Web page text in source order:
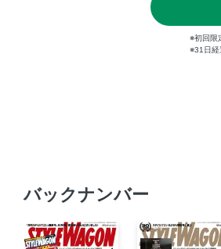
※初回限
※31日経
バックナンバー